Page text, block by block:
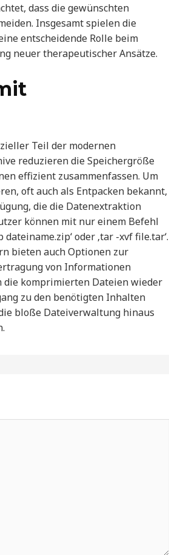
dass die gewünschten
Insgesamt spielen die
entscheidende Rolle beim
neuer therapeutischer Ansätze.
Teil der modernen
reduzieren die Speichergröße
effizient zusammenfassen. Um
oft auch als Entpacken bekannt,
die die Datenextraktion
können mit nur einem Befehl
oder ‚tar -xvf file.tar‘.
bieten auch Optionen zur
von Informationen
die komprimierten Dateien wieder
zu den benötigten Inhalten
bloße Dateiverwaltung hinaus